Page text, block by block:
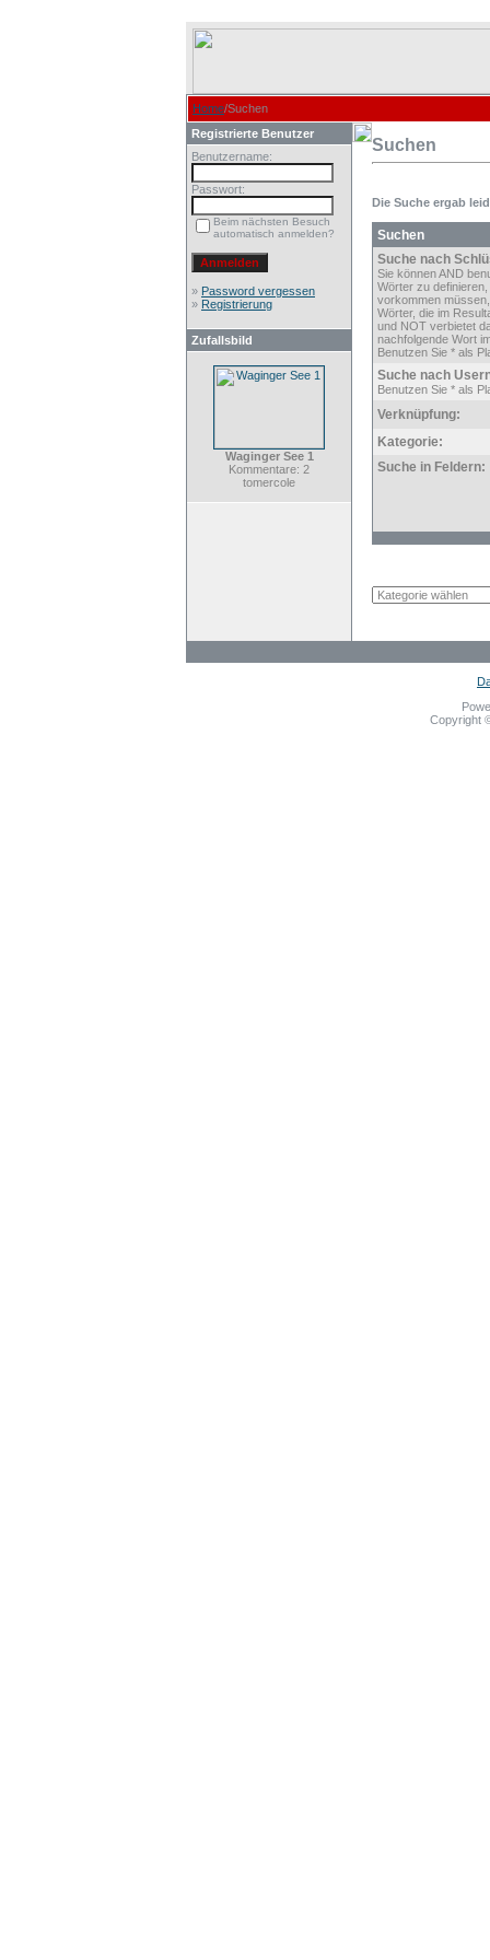
Home/Suchen
Registrierte Benutzer
Benutzername:
Passwort:
Beim nächsten Besuch
automatisch anmelden?
» Password vergessen
» Registrierung
Zufallsbild
Waginger See 1
Kommentare: 2
tomercole
Suchen
Die Suche ergab
Suchen
Suche nach
Sie können AND
Wörter zu definieren,
vorkommen
Wörter, die im
und NOT verbietet
nachfolgende Wort
Benutzen Sie * als
Suche nach
Benutzen Sie * als
Verknüpfung:
Kategorie:
Suche in Feldern:
Copyright